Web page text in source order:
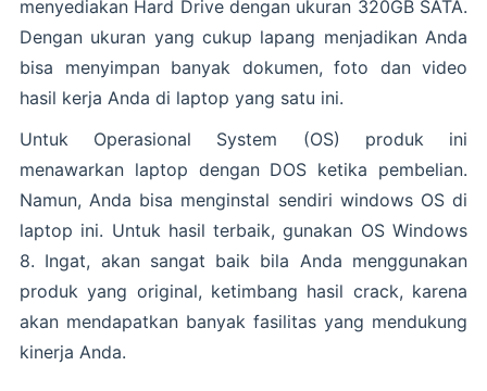
menyediakan Hard Drive dengan ukuran 320GB SATA.
Dengan ukuran yang cukup lapang menjadikan Anda
bisa menyimpan banyak dokumen, foto dan video
hasil kerja Anda di laptop yang satu ini.
Untuk Operasional System (OS) produk ini
menawarkan laptop dengan DOS ketika pembelian.
Namun, Anda bisa menginstal sendiri windows OS di
laptop ini. Untuk hasil terbaik, gunakan OS Windows
8. Ingat, akan sangat baik bila Anda menggunakan
produk yang original, ketimbang hasil crack, karena
akan mendapatkan banyak fasilitas yang mendukung
kinerja Anda.